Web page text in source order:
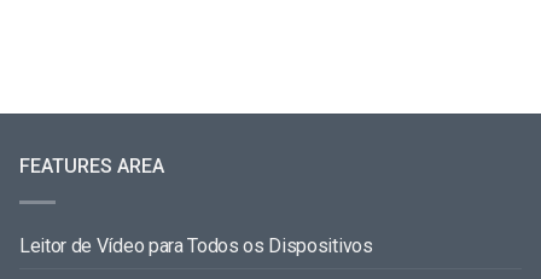
FEATURES AREA
Leitor de Vídeo para Todos os Dispositivos